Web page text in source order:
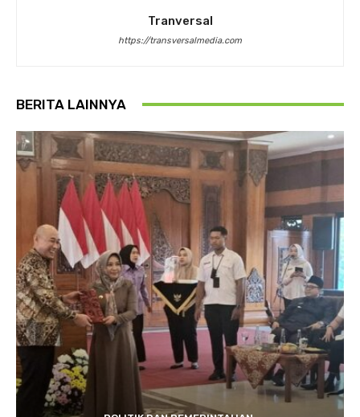
Tranversal
https://transversalmedia.com
BERITA LAINNYA